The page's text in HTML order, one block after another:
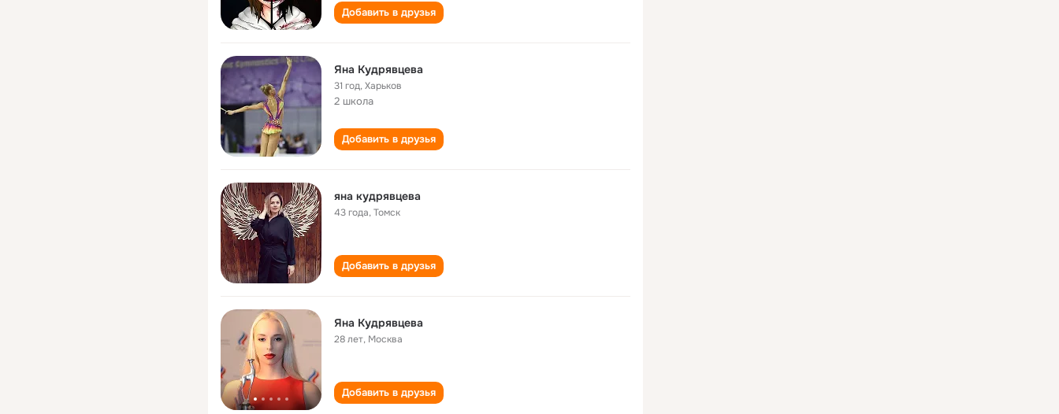
Добавить в друзья
Яна Кудрявцева
31 год,Харьков
2 школа
Добавить в друзья
яна кудрявцева
43 года,Томск
Добавить в друзья
Яна Кудрявцева
28 лет, Москва
Добавить в друзья